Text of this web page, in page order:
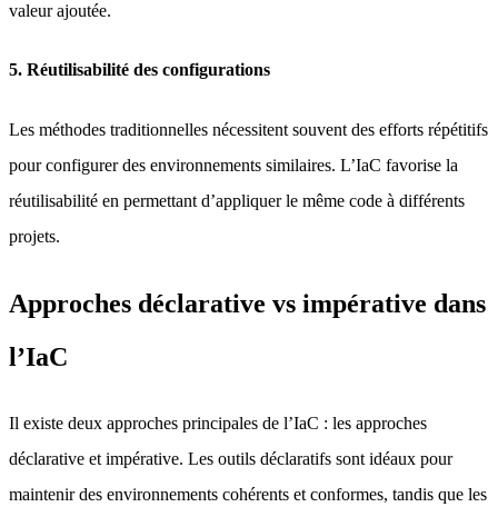
valeur ajoutée.
5. Réutilisabilité des configurations
Les méthodes traditionnelles nécessitent souvent des efforts répétitifs
pour configurer des environnements similaires. L’IaC favorise la
réutilisabilité en permettant d’appliquer le même code à différents
projets.
Approches déclarative vs impérative dans
l’IaC
Il existe deux approches principales de l’IaC : les approches
déclarative et impérative. Les outils déclaratifs sont idéaux pour
maintenir des environnements cohérents et conformes, tandis que les